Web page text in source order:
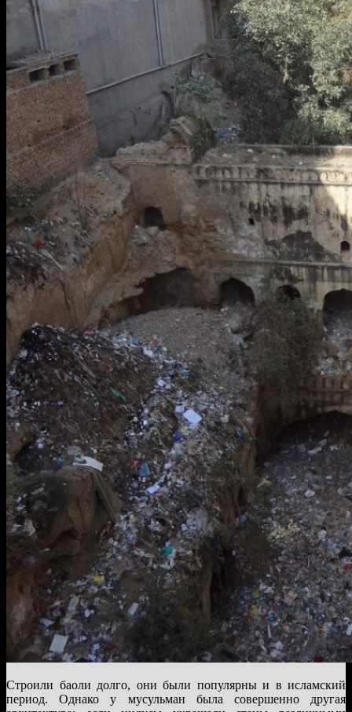
Строили баоли долго, они были популярны и в исламский
период. Однако у мусульман была совершенно другая